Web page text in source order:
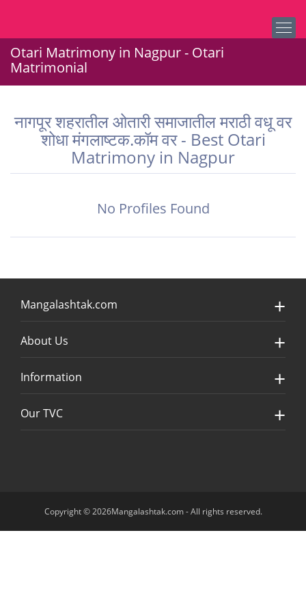
Otari Matrimony in Nagpur - Otari
Matrimonial
नागपूर शहरातील ओतारी समाजातील मराठी वधू वर
शोधा मंगलाष्टक.कॉम वर - Best Otari
Matrimony in Nagpur
No Profiles Found
Mangalashtak.com
About Us
Information
Our TVC
Copyright © 2026Mangalashtak.com - All rights reserved.